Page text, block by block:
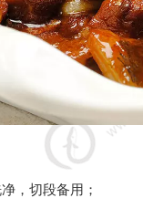
，切段备用；